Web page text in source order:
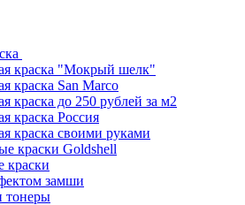
краска "Мокрый шелк"
краска San Marco
краска до 250 рублей за м2
краска Россия
краска своими руками
краски Goldshell
краски
замши
тонеры